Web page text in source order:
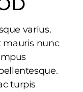
varius.
mauris nunc
turpis